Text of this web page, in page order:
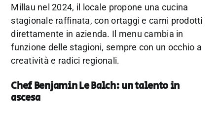
Millau nel 2024, il locale propone una cucina
stagionale raffinata, con ortaggi e carni prodotti
direttamente in azienda. Il menu cambia in
funzione delle stagioni, sempre con un occhio a
creatività e radici regionali.
Chef Benjamin Le Balch: un talento in
ascesa